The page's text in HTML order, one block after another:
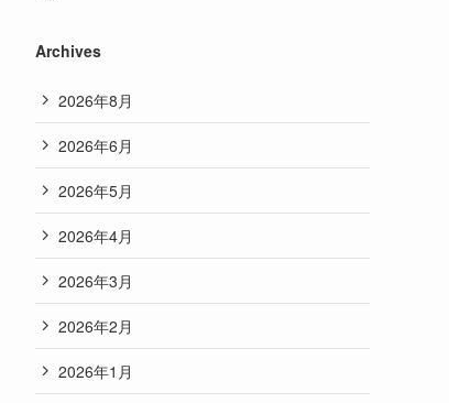
Archives
2026年8月
2026年6月
2026年5月
2026年4月
2026年3月
2026年2月
2026年1月